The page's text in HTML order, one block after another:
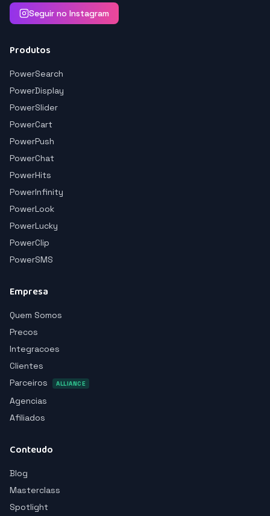
Seguir no Instagram
Produtos
PowerSearch
PowerDisplay
PowerSlider
PowerCart
PowerPush
PowerChat
PowerHits
PowerInfinity
PowerLook
PowerLucky
PowerClip
PowerSMS
Empresa
Quem Somos
Precos
Integracoes
Clientes
Parceiros
ALLIANCE
Agencias
Afiliados
Conteudo
Blog
Masterclass
Spotlight